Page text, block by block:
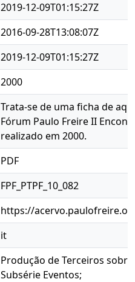
2019-12-09T01:15:27Z
2016-09-28T13:08:07Z
2019-12-09T01:15:27Z
2000
Trata-se de uma ficha de
Fórum Paulo Freire II
realizado em 2000.
PDF
FPF_PTPF_10_082
https://
it
Produção de Terceiros
Subsérie Eventos;